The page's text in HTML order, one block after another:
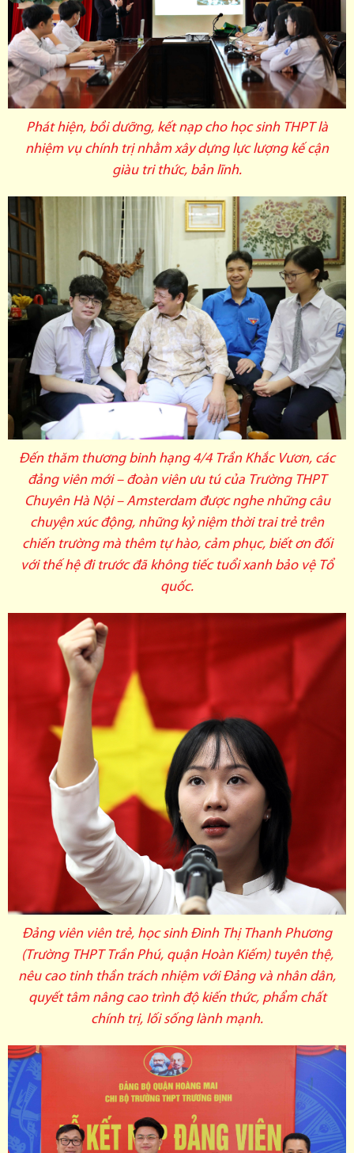
Phát hiện, bồi dưỡng, kết nạp cho học sinh THPT là
nhiệm vụ chính trị nhằm xây dựng lực lượng kế cận
giàu tri thức, bản lĩnh.
Đến thăm thương binh hạng 4/4 Trần Khắc Vươn, các
đảng viên mới – đoàn viên ưu tú của Trường THPT
Chuyên Hà Nội – Amsterdam được nghe những câu
chuyện xúc động, những kỷ niệm thời trai trẻ trên
chiến trường mà thêm tự hào, cảm phục, biết ơn đối
với thế hệ đi trước đã không tiếc tuổi xanh bảo vệ Tổ
quốc.
Đảng viên viên trẻ, học sinh Đinh Thị Thanh Phương
(Trường THPT Trần Phú, quận Hoàn Kiếm) tuyên thệ,
nêu cao tinh thần trách nhiệm với Đảng và nhân dân,
quyết tâm nâng cao trình độ kiến thức, phẩm chất
chính trị, lối sống lành mạnh.